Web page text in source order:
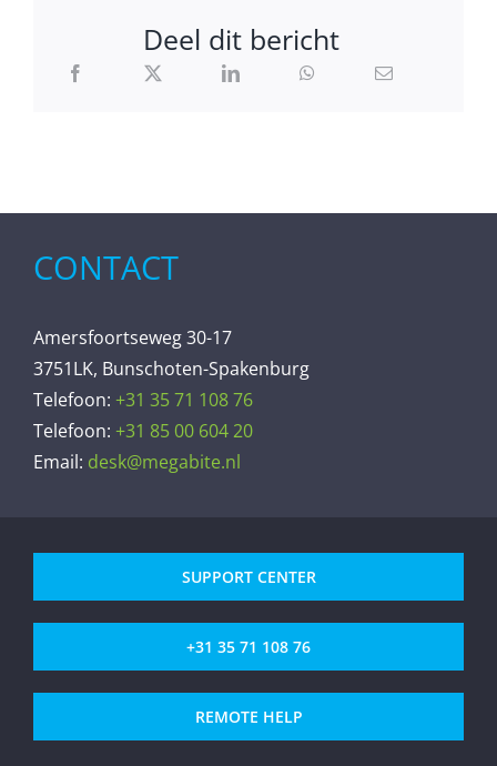
Deel dit bericht
CONTACT
Amersfoortseweg 30-17
3751LK, Bunschoten-Spakenburg
Telefoon: +31 35 71 108 76
Telefoon: +31 85 00 604 20
Email: desk@megabite.nl
SUPPORT CENTER
+31 35 71 108 76
REMOTE HELP